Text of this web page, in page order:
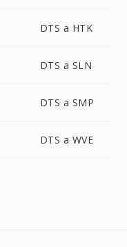
DTS a HTK
DTS a SLN
DTS a SMP
DTS a WVE